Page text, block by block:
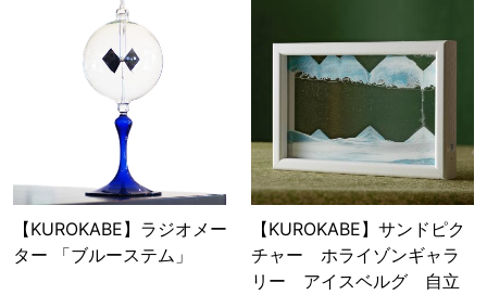
【KUROKABE】ラジオメー
ター 「ブルーステム」
【KUROKABE】サンドピク
チャー ホライゾンギャラ
リー アイスベルグ 自立